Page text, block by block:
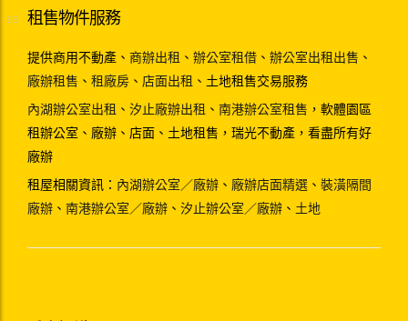
租售物件服務
提供商用不動產、 商辦出租 、 辦公室租借 、 辦公室出租出售 、
廠辦租售 、 租廠房 、 店面出租 、土地租售交易服務
內湖辦公室出租 、 汐止廠辦出租 、 南港辦公室租售 ，軟體園區
租辦公室、廠辦、店面、土地租售，瑞光不動產，看盡所有好
廠辦
租屋相關資訊： 內湖辦公室／廠辦 、 廠辦店面精選 、 裝潢隔間
廠辦 、 南港辦公室／廠辦 、 汐止辦公室／廠辦 、 土地